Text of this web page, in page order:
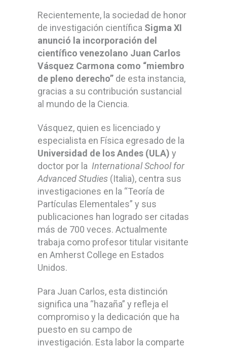
Recientemente, la sociedad de honor
de investigación científica Sigma XI
anunció la incorporación del
científico venezolano Juan Carlos
Vásquez Carmona como “miembro
de pleno derecho” de esta instancia,
gracias a su contribución sustancial
al mundo de la Ciencia.
Vásquez, quien es licenciado y
especialista en Física egresado de la
Universidad de los Andes (ULA) y
doctor por la International School for
Advanced Studies (Italia), centra sus
investigaciones en la “Teoría de
Partículas Elementales” y sus
publicaciones han logrado ser citadas
más de 700 veces. Actualmente
trabaja como profesor titular visitante
en Amherst College en Estados
Unidos.
Para Juan Carlos, esta distinción
significa una “hazaña” y refleja el
compromiso y la dedicación que ha
puesto en su campo de
investigación. Esta labor la comparte